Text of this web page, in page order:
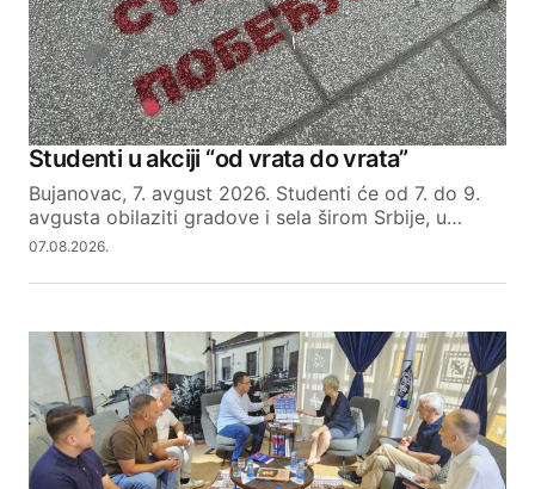
Studenti u akciji “od vrata do vrata”
Bujanovac, 7. avgust 2026. Studenti će od 7. do 9.
avgusta obilaziti gradove i sela širom Srbije, u…
07.08.2026.